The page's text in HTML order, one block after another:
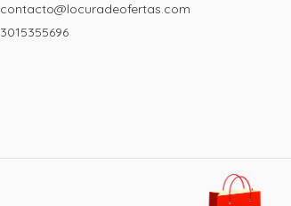
contacto@locuradeofertas.com
3015355696